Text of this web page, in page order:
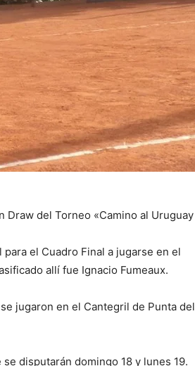
Draw del Torneo «Camino al Uruguay
el Cuadro Final a jugarse en el
allí fue Ignacio Fumeaux.
jugaron en el Cantegril de Punta del
disputarán domingo 18 y lunes 19.